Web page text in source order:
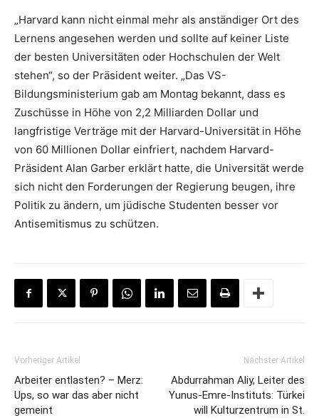
„Harvard kann nicht einmal mehr als anständiger Ort des
Lernens angesehen werden und sollte auf keiner Liste
der besten Universitäten oder Hochschulen der Welt
stehen“, so der Präsident weiter. „Das VS-
Bildungsministerium gab am Montag bekannt, dass es
Zuschüsse in Höhe von 2,2 Milliarden Dollar und
langfristige Verträge mit der Harvard-Universität in Höhe
von 60 Millionen Dollar einfriert, nachdem Harvard-
Präsident Alan Garber erklärt hatte, die Universität werde
sich nicht den Forderungen der Regierung beugen, ihre
Politik zu ändern, um jüdische Studenten besser vor
Antisemitismus zu schützen.
Vorheriger Artikel
Arbeiter entlasten? – Merz:
Ups, so war das aber nicht
gemeint
Nächster Artikel
Abdurrahman Aliy, Leiter des
Yunus-Emre-Instituts: Türkei
will Kulturzentrum in St.